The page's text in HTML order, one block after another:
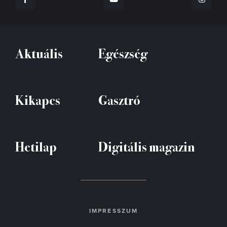
Aktuális Egészség
Kikapcs Gasztró
Hetilap Digitális magazin
IMPRESSZUM